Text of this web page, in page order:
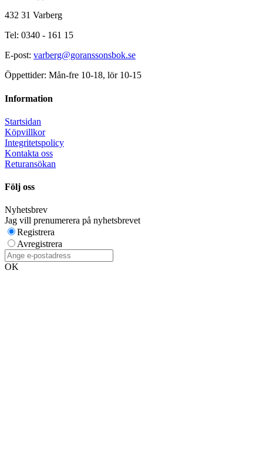
432 31 Varberg
Tel: 0340 - 161 15
E-post: varberg@goranssonsbok.se
Öppettider: Mån-fre 10-18, lör 10-15
Information
Startsidan
Köpvillkor
Integritetspolicy
Kontakta oss
Returansökan
Följ oss
Nyhetsbrev
Jag vill prenumerera på nyhetsbrevet
Registrera
Avregistrera
OK